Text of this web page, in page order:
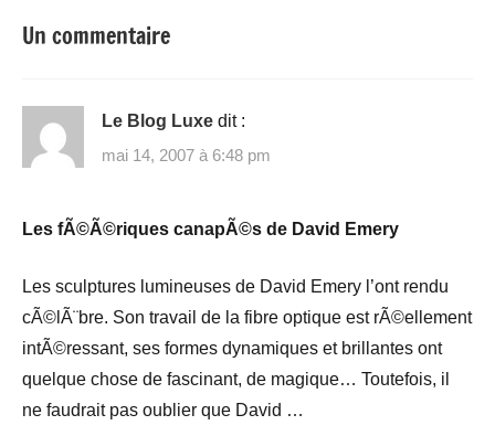
Un commentaire
Le Blog Luxe dit :
mai 14, 2007 à 6:48 pm
Les fÃ©Ã©riques canapÃ©s de David Emery
Les sculptures lumineuses de David Emery l’ont rendu
cÃ©lÃ¨bre. Son travail de la fibre optique est rÃ©ellement
intÃ©ressant, ses formes dynamiques et brillantes ont
quelque chose de fascinant, de magique… Toutefois, il
ne faudrait pas oublier que David …